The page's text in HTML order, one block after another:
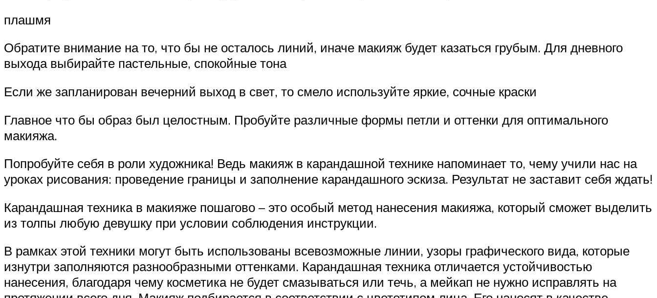
плашмя
Обратите внимание на то, что бы не осталось линий, иначе макияж будет казаться грубым. Для дневного
выхода выбирайте пастельные, спокойные тона
Если же запланирован вечерний выход в свет, то смело используйте яркие, сочные краски
Главное что бы образ был целостным. Пробуйте различные формы петли и оттенки для оптимального
макияжа.
Попробуйте себя в роли художника! Ведь макияж в карандашной технике напоминает то, чему учили нас на
уроках рисования: проведение границы и заполнение карандашного эскиза. Результат не заставит себя ждать!
Карандашная техника в макияже пошагово – это особый метод нанесения макияжа, который сможет выделить
из толпы любую девушку при условии соблюдения инструкции.
В рамках этой техники могут быть использованы всевозможные линии, узоры графического вида, которые
изнутри заполняются разнообразными оттенками. Карандашная техника отличается устойчивостью
нанесения, благодаря чему косметика не будет смазываться или течь, а мейкап не нужно исправлять на